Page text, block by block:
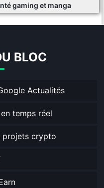
gaming et manga
BLOC
Actualités
temps réel
projets crypto